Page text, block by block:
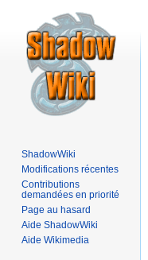
ShadowWiki
Modifications récentes
Contributions
demandées en priorité
Page au hasard
Aide ShadowWiki
Aide Wikimedia